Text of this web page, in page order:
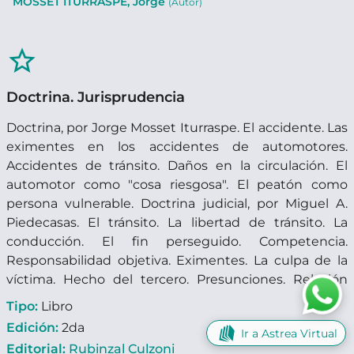
(Autor)
star_border
Doctrina. Jurisprudencia
Doctrina, por Jorge Mosset Iturraspe. El accidente. Las
eximentes en los accidentes de automotores.
Accidentes de tránsito. Daños en la circulación. El
automotor como "cosa riesgosa". El peatón como
persona vulnerable. Doctrina judicial, por Miguel A.
Piedecasas. El tránsito. La libertad de tránsito. La
conducción. El fin perseguido. Competencia.
Responsabilidad objetiva. Eximentes. La culpa de la
víctima. Hecho del tercero. Presunciones. Relación
entre la acción penal y la acción civil. Transporte
benévolo. Transporte ferroviario. Accidentes en
subterráneos. La prioridad de paso. Peatones.
Tipo: Libro
Edición: 2da
Editorial: Rubinzal Culzoni
Ir a Astrea Virtual